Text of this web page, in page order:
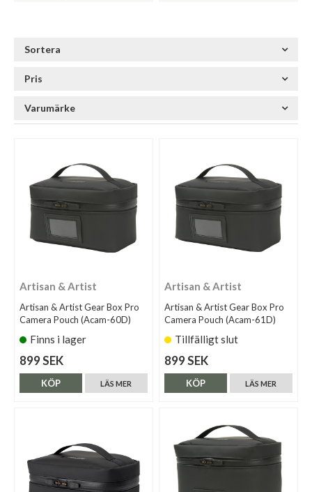
Sortera
Pris
Varumärke
Artisan & Artist
Artisan & Artist Gear Box Pro
Camera Pouch (Acam-60D)
Finns i lager
899 SEK
LÄS MER
KÖP
Artisan & Artist
Artisan & Artist Gear Box Pro
Camera Pouch (Acam-61D)
Tillfälligt slut
899 SEK
LÄS MER
KÖP